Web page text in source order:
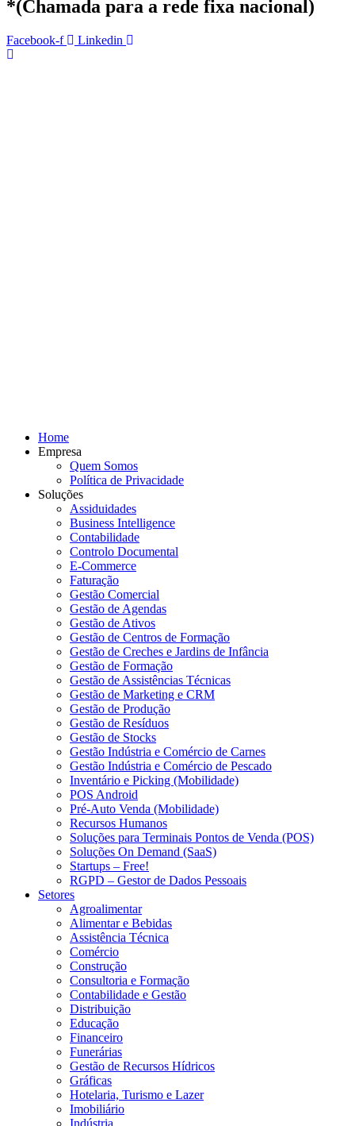
*(Chamada para a rede fixa nacional)
Facebook-f Linkedin
Home
Empresa
Quem Somos
Política de Privacidade
Soluções
Assiduidades
Business Intelligence
Contabilidade
Controlo Documental
E-Commerce
Faturação
Gestão Comercial
Gestão de Agendas
Gestão de Ativos
Gestão de Centros de Formação
Gestão de Creches e Jardins de Infância
Gestão de Formação
Gestão de Assistências Técnicas
Gestão de Marketing e CRM
Gestão de Produção
Gestão de Resíduos
Gestão de Stocks
Gestão Indústria e Comércio de Carnes
Gestão Indústria e Comércio de Pescado
Inventário e Picking (Mobilidade)
POS Android
Pré-Auto Venda (Mobilidade)
Recursos Humanos
Soluções para Terminais Pontos de Venda (POS)
Soluções On Demand (SaaS)
Startups – Free!
RGPD – Gestor de Dados Pessoais
Setores
Agroalimentar
Alimentar e Bebidas
Assistência Técnica
Comércio
Construção
Consultoria e Formação
Contabilidade e Gestão
Distribuição
Educação
Financeiro
Funerárias
Gestão de Recursos Hídricos
Gráficas
Hotelaria, Turismo e Lazer
Imobiliário
Indústria